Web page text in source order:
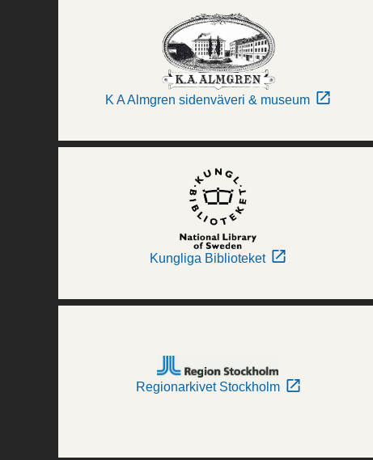
K A Almgren sidenväveri & museum
Kungliga Biblioteket
Regionarkivet Stockholm